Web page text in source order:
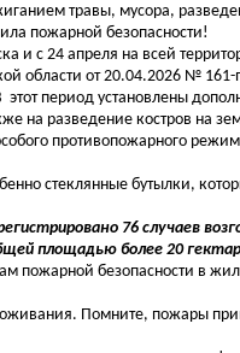
травы, мусора,
пожарной безопасности!
и с 24 апреля на всей
области от 20.04.2026 № 161-
этот период установлены
на разведение костров на
противопожарного
стеклянные бутылки,
76 случаев
площадью более 20
пожарной безопасности в
Помните, пожары